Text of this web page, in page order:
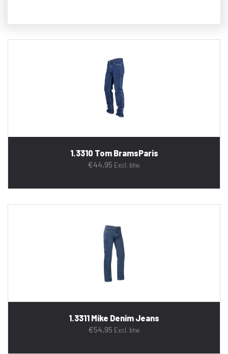
1.3310 Tom BramsParis
€44,95 Excl. btw.
1.3311 Mike Denim Jeans
€54,95 Excl. btw.